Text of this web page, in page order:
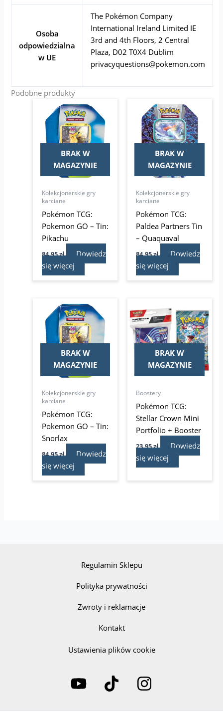
Osoba
odpowiedzialna
w UE
The Pokémon Company
International Ireland Limited IE
3rd and 4th Floors, 2 Central
Plaza, D02 T0X4 Dublim
privacyquestions@pokemon.com
Podobne produkty
BRAK W
MAGAZYNIE
Kolekcjonerskie gry
karciane
Pokémon TCG:
Pokemon GO – Tin:
Pikachu
84,95zł
Dowiedz
się więcej
BRAK W
MAGAZYNIE
Kolekcjonerskie gry
karciane
Pokémon TCG:
Paldea Partners Tin
– Quaquaval
84,95zł
Dowiedz
się więcej
BRAK W
MAGAZYNIE
Kolekcjonerskie gry
karciane
Pokémon TCG:
Pokemon GO – Tin:
Snorlax
84,95zł
Dowiedz
się więcej
BRAK W
MAGAZYNIE
Boostery
Pokémon TCG:
Stellar Crown Mini
Portfolio + Booster
23,95zł
Dowiedz
się więcej
Regulamin Sklepu
Polityka prywatności
Zwroty i reklamacje
Kontakt
Ustawienia plików cookie